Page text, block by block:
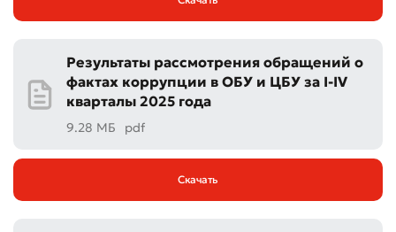
Результаты рассмотрения обращений о
фактах коррупции в ОБУ и ЦБУ за I‑IV
кварталы 2025 года
9.28 МБ pdf
Скачать